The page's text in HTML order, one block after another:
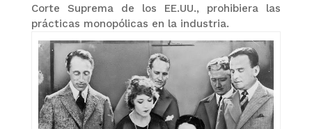
Corte Suprema de los EE.UU., prohibiera las
prácticas monopólicas en la industria.